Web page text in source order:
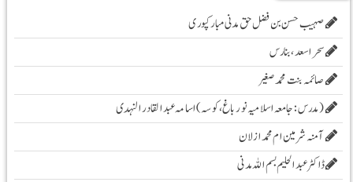
صہیب حسن بن فضل حق مدنی مبارکپوری
سحر اسعد ،بنارس
صائمہ بنت محمد صغیر
( مدرس :جامعہ اسلامیہ نور باغ، کوسہ )اسامہ عبد القادر النہدی
آمنہ شرمین ام محمد ازلان
ڈاکٹر عبد الحلیم بسم اللہ مدنی